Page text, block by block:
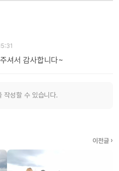
셔서 감사합니다~
작성할 수 있습니다.
이전글 ›